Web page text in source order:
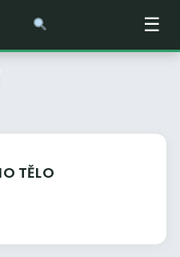
☰
NAŠE EXISTENCE MIMO TĚLO